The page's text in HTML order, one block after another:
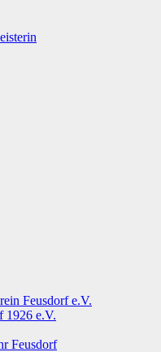
Feusdorf e.V.
1926 e.V.
Feusdorf